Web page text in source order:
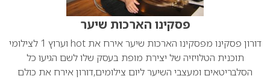
פסקינו הארכות שיער
דורון פסקינו מפסקינו הארכות שיער אירח את hot וערוץ 1 לצילומי
תוכנית הטלויזיה של יצירת מופת בעסק שלו לשם הגיעו כל
הסלבריטאים ומעצבי השיער ליום צילומים,דורון אירח את כולם